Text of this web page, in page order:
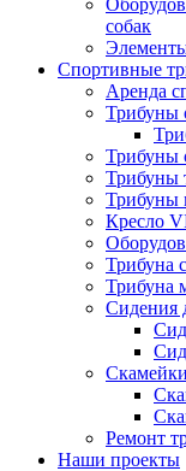
собак
Спортивные
Аренда
Трибуны
Трибуны
Трибуны
Трибуны
Кресло
Трибуна
Трибуна
Сидения
Ремонт
Наши проекты